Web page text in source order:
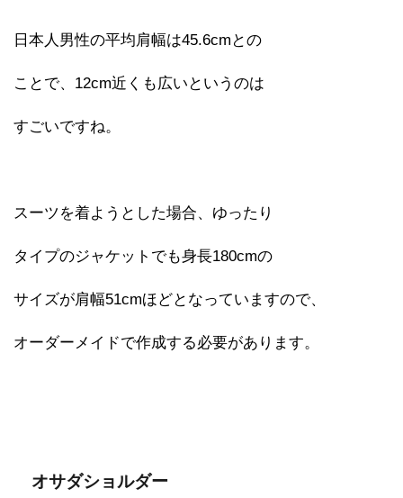
日本人男性の平均肩幅は45.6cmとの
ことで、12cm近くも広いというのは
すごいですね。
スーツを着ようとした場合、ゆったり
タイプのジャケットでも身長180cmの
サイズが肩幅51cmほどとなっていますので、
オーダーメイドで作成する必要があります。
オサダショルダー